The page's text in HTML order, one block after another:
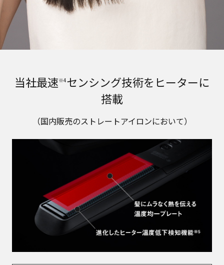
当社最速※4センシング技術をヒーターに
搭載
（国内販売のストレートアイロンにおいて）